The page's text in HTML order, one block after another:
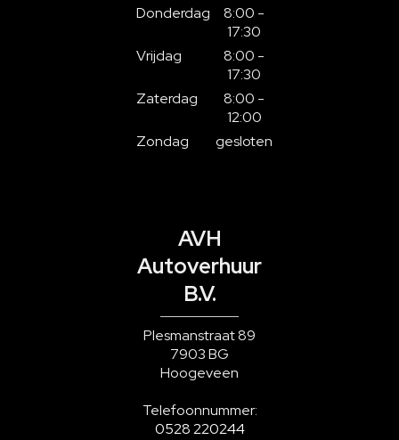
Donderdag
8:00 -
17:30
Vrijdag
8:00 -
17:30
Zaterdag
8:00 -
12:00
Zondag
gesloten
AVH
Autoverhuur
B.V.
Plesmanstraat 89
7903 BG
Hoogeveen
Telefoonnummer:
0528 220244